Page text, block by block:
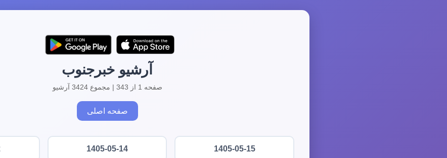
آرشیو خبرجنوب
صفحه 1 از 343 | مجموع 3424 آرشیو
صفحه اصلی
1405-05-15
1405-05-14